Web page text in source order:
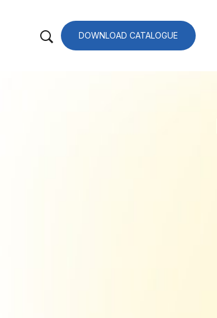
DOWNLOAD CATALOGUE